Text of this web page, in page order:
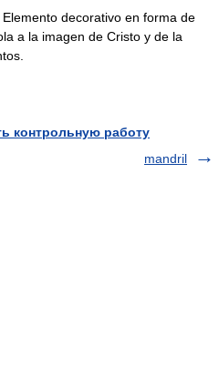
Elemento decorativo en forma de
a la imagen de Cristo y de la
контрольную работу
mandril